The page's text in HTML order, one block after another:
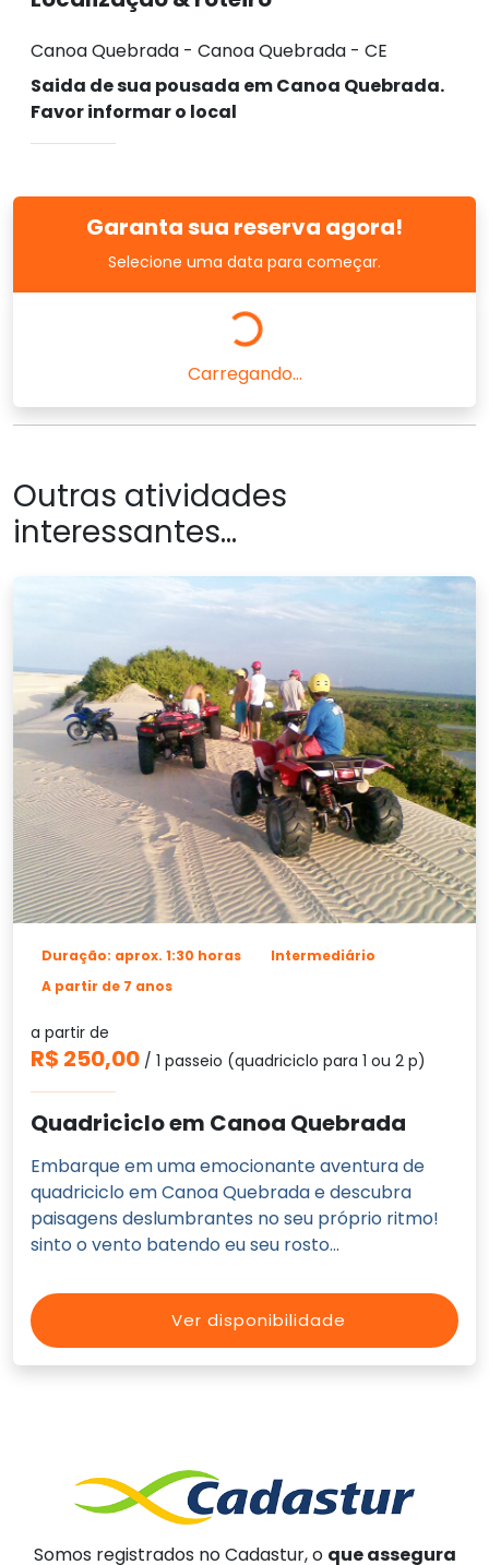
Canoa Quebrada - Canoa Quebrada - CE
Saida de sua pousada em Canoa Quebrada.
Favor informar o local
Garanta sua reserva agora!
Selecione uma data para começar.
Carregando...
Outras atividades
interessantes...
Duração: aprox. 1:30 horas
Intermediário
A partir de 7 anos
a partir de
R$ 250,00 / 1 passeio (quadriciclo para 1 ou 2 p)
Quadriciclo em Canoa Quebrada
Embarque em uma emocionante aventura de
quadriciclo em Canoa Quebrada e descubra
paisagens deslumbrantes no seu próprio ritmo!
sinto o vento batendo eu seu rosto...
Ver disponibilidade
Somos registrados no Cadastur, o que assegura